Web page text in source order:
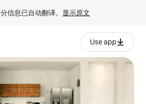
信息已自动翻译。 显示原文
Use app